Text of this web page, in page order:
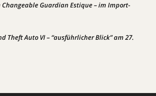
Changeable Guardian Estique – im Import-
Theft Auto VI – “ausführlicher Blick” am 27.